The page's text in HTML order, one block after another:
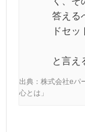
答える
ドセッ
と言え
出典：株式会社eパ
心とは」